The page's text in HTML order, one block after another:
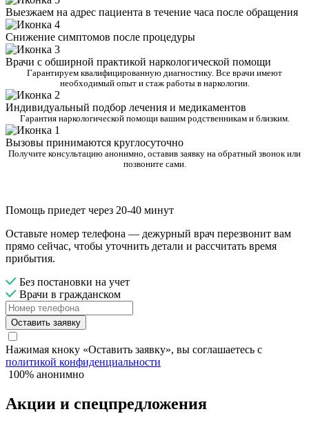
Выезжаем на адрес пациента в течение часа после обращения
Снижение симптомов после процедуры
Врачи с обширной практикой наркологической помощи
Гарантируем квалифицированную диагностику. Все врачи имеют
необходимый опыт и стаж работы в наркологии.
Индивидуальный подбор лечения и медикаментов
Гарантия наркологической помощи вашим родственникам и близким.
Вызовы принимаются круглосуточно
Получите консультацию анонимно, оставив заявку на обратный звонок или
позвоните сами.
Помощь приедет через 20-40 минут
Оставьте номер телефона — дежурный врач перезвонит вам
прямо сейчас, чтобы уточнить детали и рассчитать время
прибытия.
Без постановки на учет
Врачи в гражданском
Оставить заявку
Нажимая кноку «Оставить заявку», вы соглашаетесь с
политикой конфиденциальности
100% анонимно
Акции и спецпредложения